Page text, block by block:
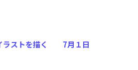
ラストを描く 7月１日